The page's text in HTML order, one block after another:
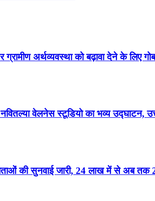
अर्थव्यवस्था को बढ़ावा देने के लिए
वेलनेस स्टूडियो का भव्य उद्घाटन,
की सुनवाई जारी, 24 लाख में से अब तक